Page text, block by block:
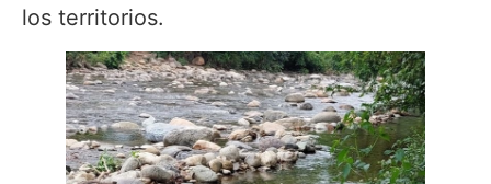
los territorios.